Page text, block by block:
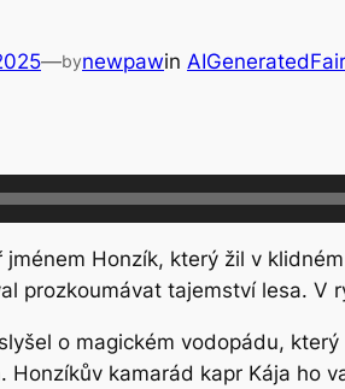
—bynewpawin
jménem Honzík, který žil v
prozkoumávat tajemství lesa. V
o magickém vodopádu,
Honzíkův kamarád kapr Kája ho